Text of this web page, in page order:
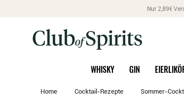
Nur 2,89€
WHISKY GIN
Home Cocktail-Rezepte Sommer-